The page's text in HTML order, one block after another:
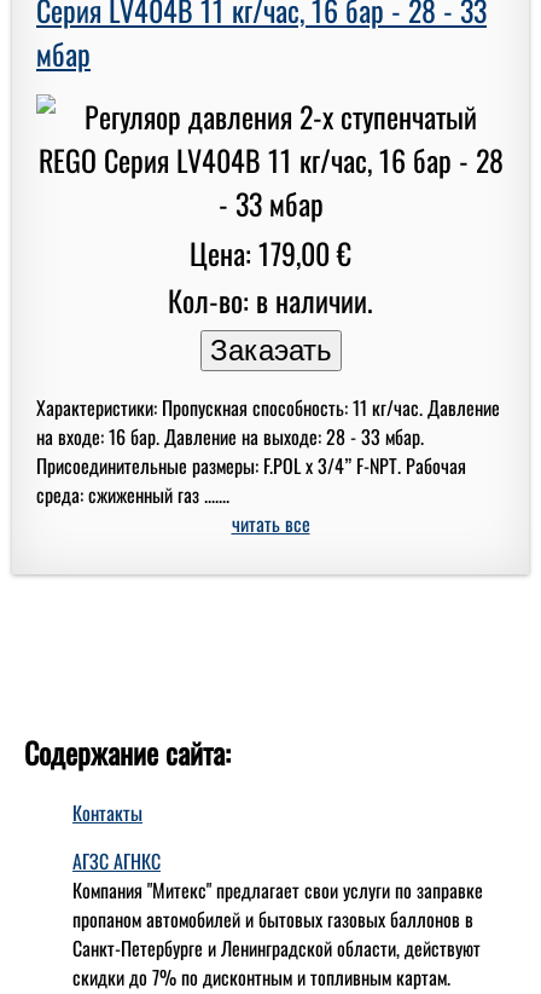
Серия LV404B 11 кг/час, 16 бар - 28 - 33
мбар
Цена: 179,00 €
Кол-во: в наличии.
Характеристики: Пропускная способность: 11 кг/час. Давление
на входе: 16 бар. Давление на выходе: 28 - 33 мбар.
Присоединительные размеры: F.POL x 3/4” F-NPT. Рабочая
среда: сжиженный газ .......
читать все
Содержание сайта:
Контакты
АГЗС АГНКС
Компания "Митекс" предлагает свои услуги по заправке
пропаном автомобилей и бытовых газовых баллонов в
Санкт-Петербурге и Ленинградской области, действуют
скидки до 7% по дисконтным и топливным картам.